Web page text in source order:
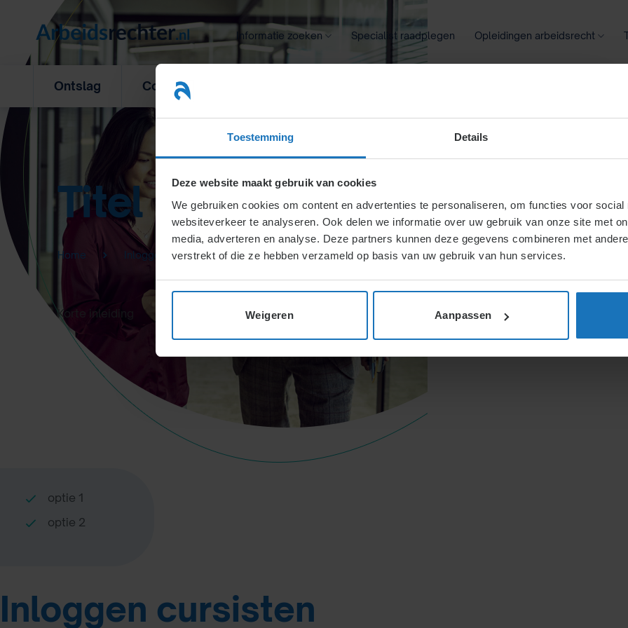
Toestemming Details
Deze website maakt gebruik van cookies
We gebruiken cookies om content en advertenties te personaliseren, om functies voor social
websiteverkeer te analyseren. Ook delen we informatie over uw gebruik van onze site met
media, adverteren en analyse. Deze partners kunnen deze gegevens combineren met
verstrekt of die ze hebben verzameld op basis van uw gebruik van hun services.
Weigeren Aanpassen
Informatie zoeken Specialist raadplegen Opleidingen arbeidsrecht
Ontslag Concurrentiebeding
Titel
Home Inloggen cursisten
Korte inleiding
optie 1
optie 2
Inloggen cursisten